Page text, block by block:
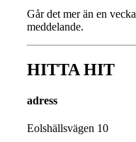
Går det mer än en
meddelande.
HITTA HIT
adress
Eolshällsvägen 10